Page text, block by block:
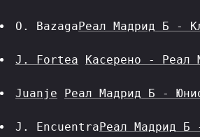
O. BazagaРеал Мадрид Б -
J. Fortea Касерено - Реал
Juanje Реал Мадрид Б -
J. EncuentraРеал Мадрид Б